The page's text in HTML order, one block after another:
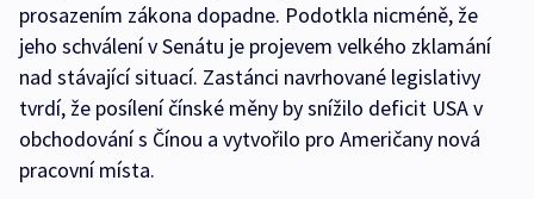
prosazením zákona dopadne. Podotkla nicméně, že
jeho schválení v Senátu je projevem velkého zklamání
nad stávající situací. Zastánci navrhované legislativy
tvrdí, že posílení čínské měny by snížilo deficit USA v
obchodování s Čínou a vytvořilo pro Američany nová
pracovní místa.